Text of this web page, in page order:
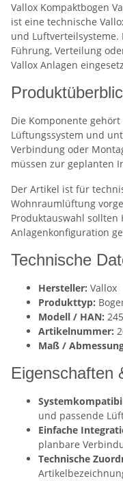
Vallox Kompaktbogen
ist eine technische
und
Führung, Verteilung
Vallox Anlagen
Die Komponente
Lüftungssystem und
Verbindung oder
müssen zur geplanten
Der Artikel ist für
Wohnraumlüftung
Produktauswahl sollten
Anlagenkonfiguration
Technische
Hersteller: Vallox
Produkttyp:
Modell / HAN:
Artikelnummer:
Maß /
Eigenschaften
und passende
Einfache
planbare
Technische